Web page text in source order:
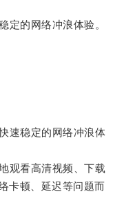
的网络冲浪体验。
稳定的网络冲浪体
看高清视频、下载
卡顿、延迟等问题而